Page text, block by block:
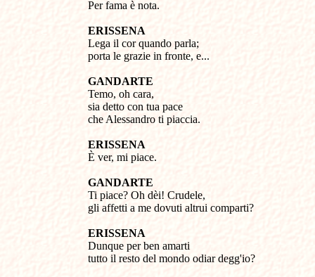
Per fama è nota.
ERISSENA
Lega il cor quando parla;
porta le grazie in fronte, e...
GANDARTE
Temo, oh cara,
sia detto con tua pace
che Alessandro ti piaccia.
ERISSENA
È ver, mi piace.
GANDARTE
Ti piace? Oh dèi! Crudele,
gli affetti a me dovuti altrui comparti?
ERISSENA
Dunque per ben amarti
tutto il resto del mondo odiar degg'io?